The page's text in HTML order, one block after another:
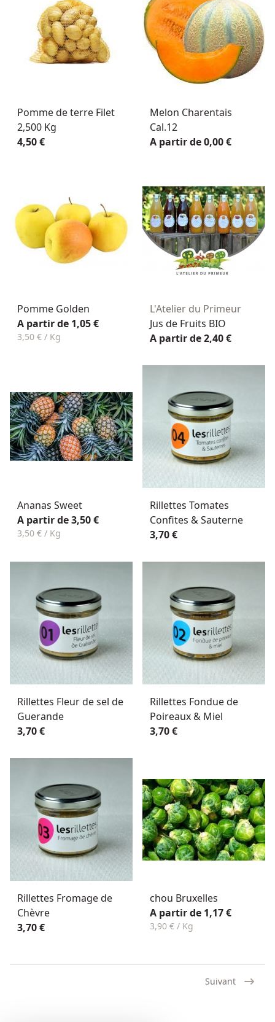
Pomme de terre Filet
2,500 Kg
4,50 €
Melon Charentais
Cal.12
A partir de 0,00 €
Pomme Golden
A partir de 1,05 €
3,50 € / Kg
L'Atelier du Primeur
Jus de Fruits BIO
A partir de 2,40 €
Ananas Sweet
A partir de 3,50 €
3,50 € / Kg
Rillettes Tomates
Confites & Sauterne
3,70 €
Rillettes Fleur de sel de
Guerande
3,70 €
Rillettes Fondue de
Poireaux & Miel
3,70 €
Rillettes Fromage de
Chèvre
3,70 €
chou Bruxelles
A partir de 1,17 €
3,90 € / Kg
Suivant